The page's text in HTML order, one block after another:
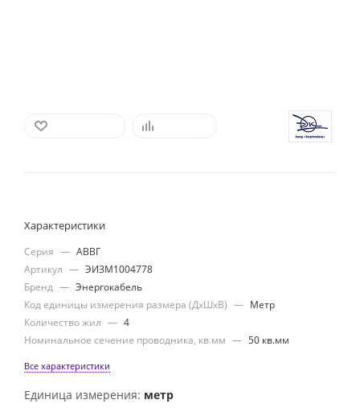
Характеристики
Серия — АВВГ
Артикул — ЭИЗМ1004778
Бренд — Энергокабель
Код единицы измерения размера (ДхШхВ) — Метр
Количество жил — 4
Номинальное сечение проводника, кв.мм — 50 кв.мм
Все характеристики
Единица измерения: метр